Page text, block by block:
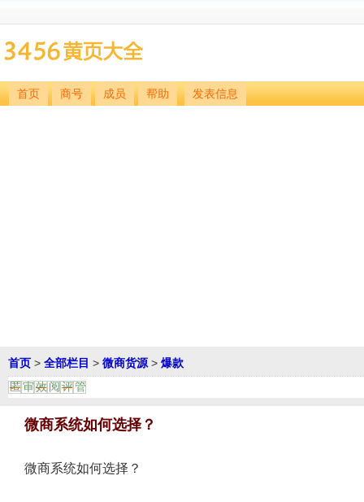
首页 商号 成员 帮助 发表信息
首页 > 全部栏目 > 微商货源 > 爆款
匿 审 效 阅 评 管
微商系统如何选择？
微商系统如何选择？